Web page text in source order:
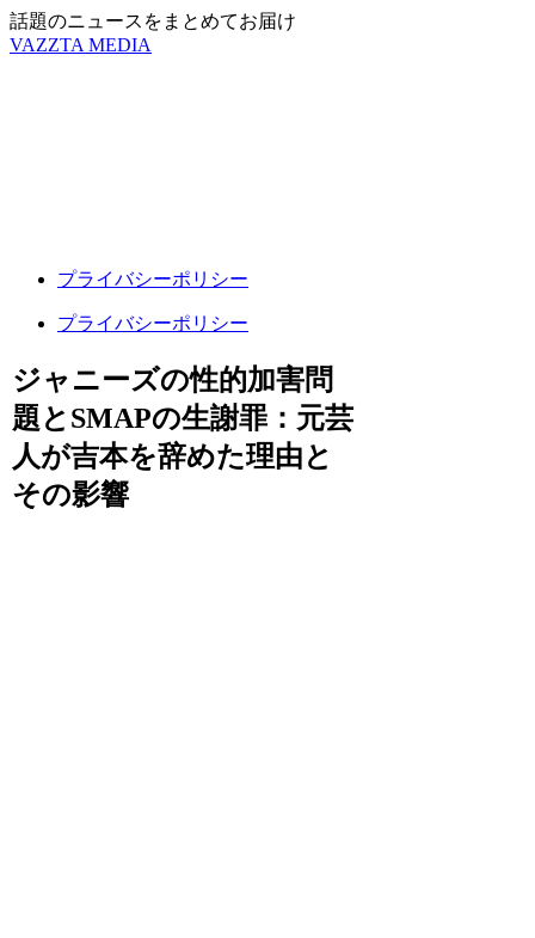
話題のニュースをまとめてお届け
VAZZTA MEDIA
プライバシーポリシー
プライバシーポリシー
ジャニーズの性的加害問
題とSMAPの生謝罪：元芸
人が吉本を辞めた理由と
その影響